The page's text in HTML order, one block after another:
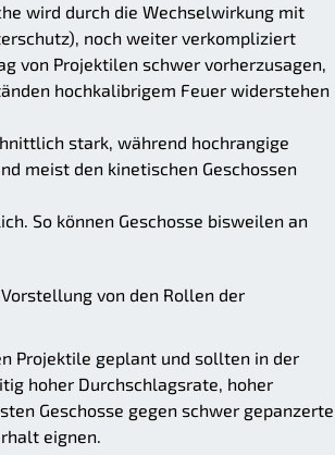
wird durch die Wechselwirkung mit
noch weiter verkompliziert
von Projektilen schwer vorherzusagen,
hochkalibrigem Feuer widerstehen
stark, während hochrangige
meist den kinetischen Geschossen
So können Geschosse bisweilen an
von den Rollen der
Projektile geplant und sollten in der
hoher Durchschlagsrate, hoher
Geschosse gegen schwer gepanzerte
eignen.